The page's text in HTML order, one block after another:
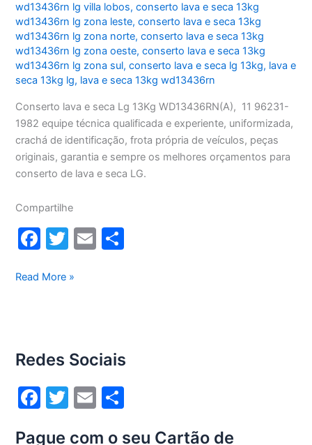
wd13436rn lg villa lobos,conserto lava e seca 13kg
wd13436rn lg zona leste,conserto lava e seca 13kg
wd13436rn lg zona norte,conserto lava e seca 13kg
wd13436rn lg zona oeste,conserto lava e seca 13kg
wd13436rn lg zona sul,conserto lava e seca lg 13kg, lava e
seca 13kg lg, lava e seca 13kg wd13436rn
Conserto lava e seca Lg 13Kg WD13436RN(A), 11 96231-
1982 equipe técnica qualificada e experiente, uniformizada,
crachá de identificação, frota própria de veículos, peças
originais, garantia e sempre os melhores orçamentos para
conserto de lava e seca LG.
Compartilhe
F
c
o
o
k
T
itt
E
Conserto
13Kg
Read More »
Redes Sociais
F
T
E
Pague com o seu Cartão de